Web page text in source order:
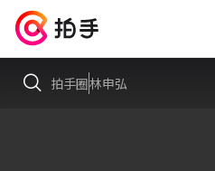
拍手圈林申弘